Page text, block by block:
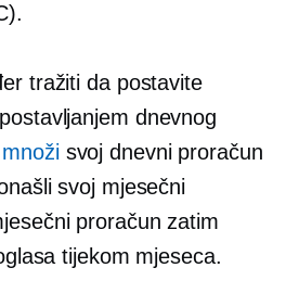
tražiti da postavite
dnevnog
svoj dnevni proračun
svoj mjesečni
proračun zatim
tijekom mjeseca.